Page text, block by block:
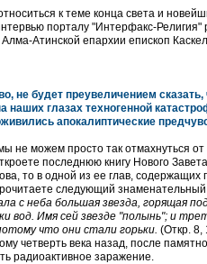
к теме конца света и
порталу "Интерфакс-Религия"
Атинской епархии епископ
не будет преувеличением сказать,
наших глазах техногенной
апокалиптические
не можем просто так отмахнуться от
последнюю книгу Нового
то в одной из ее глав, содержащих
следующий знаменательный
с неба большая звезда, горящая
вод. Имя сей звезде "полынь"; и
что они стали горьки. (Откр. 8,
четверть века назад, после
радиоактивное заражение.